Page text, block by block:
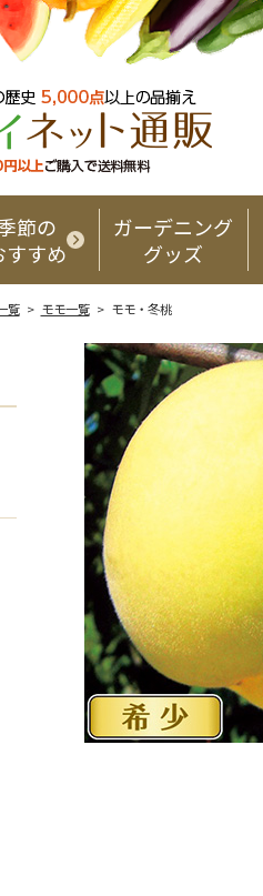
節の
すすめ
ガーデニング
グッズ
覧> モモ一覧> モモ・冬桃